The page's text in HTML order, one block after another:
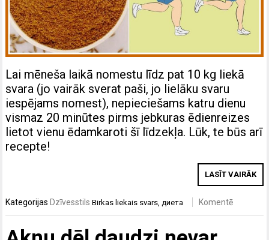
Lai mēneša laikā nomestu līdz pat 10 kg liekā
svara (jo vairāk sverat paši, jo lielāku svaru
iespējams nomest), nepieciešams katru dienu
vismaz 20 minūtes pirms jebkuras ēdienreizes
lietot vienu ēdamkaroti šī līdzekļa. Lūk, te būs arī
recepte!
LASĪT VAIRĀK
KategorijasDzīvesstils Birkasliekais svars диета Komentē